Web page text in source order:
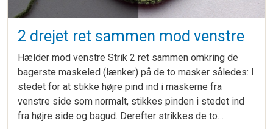
2 drejet ret sammen mod venstre
Hælder mod venstre Strik 2 ret sammen omkring de
bagerste maskeled (lænker) på de to masker således: I
stedet for at stikke højre pind ind i maskerne fra
venstre side som normalt, stikkes pinden i stedet ind
fra højre side og bagud. Derefter strikkes de to…